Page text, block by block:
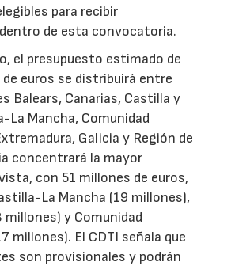
para recibir
de esta convocatoria.
el presupuesto estimado de
euros se distribuirá entre
Balears, Canarias, Castilla y
La Mancha, Comunidad
Galicia y Región de
concentrará la mayor
con 51 millones de euros,
La Mancha (19 millones),
millones) y Comunidad
millones). El CDTI señala que
son provisionales y podrán